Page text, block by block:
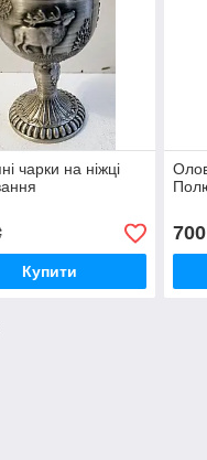
чарки на ніжці
Купити
700